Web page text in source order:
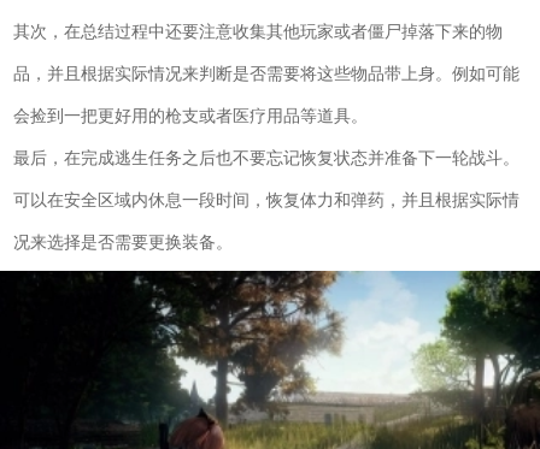
其次，在总结过程中还要注意收集其他玩家或者僵尸掉落下来的物
品，并且根据实际情况来判断是否需要将这些物品带上身。例如可能
会捡到一把更好用的枪支或者医疗用品等道具。
最后，在完成逃生任务之后也不要忘记恢复状态并准备下一轮战斗。
可以在安全区域内休息一段时间，恢复体力和弹药，并且根据实际情
况来选择是否需要更换装备。